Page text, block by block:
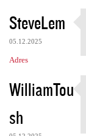
SteveLem
05.12.2025
Adres
WilliamTou
sh